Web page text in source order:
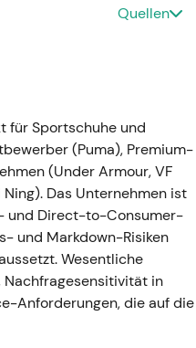
beendet
zunächst auf den
und Zahlungen werden
Euro wird erwartet – mit
Entscheidung aus
des Marktes
und
und
die Aktie den plötzlichen
Quellen
für Sportschuhe und
(Puma), Premium-
(Under Armour, VF
Das Unternehmen ist
und Direct-to-Consumer-
und Markdown-Risiken
Wesentliche
Nachfragesensitivität in
Anforderungen, die auf die